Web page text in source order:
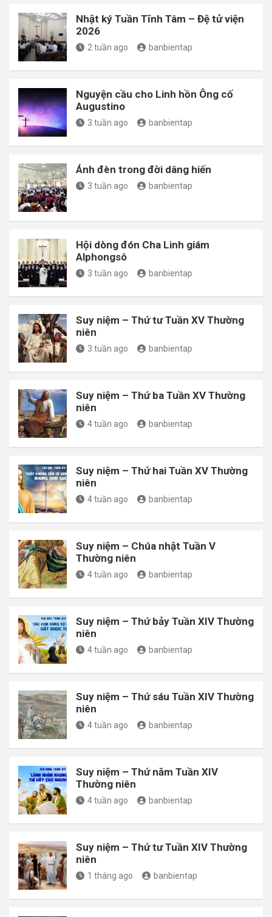
Nhật ký Tuần Tĩnh Tâm – Đệ tử viện
2026
2 tuần ago banbientap
Nguyện cầu cho Linh hồn Ông cố
Augustino
3 tuần ago banbientap
Ánh đèn trong đời dâng hiến
3 tuần ago banbientap
Hội dòng đón Cha Linh giám
Alphongsô
3 tuần ago banbientap
Suy niệm – Thứ tư Tuần XV Thường
niên
3 tuần ago banbientap
Suy niệm – Thứ ba Tuần XV Thường
niên
4 tuần ago banbientap
Suy niệm – Thứ hai Tuần XV Thường
niên
4 tuần ago banbientap
Suy niệm – Chúa nhật Tuần V
Thường niên
4 tuần ago banbientap
Suy niệm – Thứ bảy Tuần XIV Thường
niên
4 tuần ago banbientap
Suy niệm – Thứ sáu Tuần XIV Thường
niên
4 tuần ago banbientap
Suy niệm – Thứ năm Tuần XIV
Thường niên
4 tuần ago banbientap
Suy niệm – Thứ tư Tuần XIV Thường
niên
1 tháng ago banbientap